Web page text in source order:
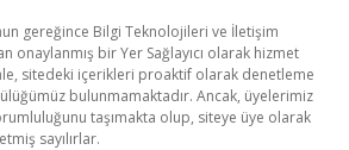
gereğince Bilgi Teknolojileri ve İletişim
onaylanmış bir Yer Sağlayıcı olarak hizmet
sitedeki içerikleri proaktif olarak denetleme
bulunmamaktadır. Ancak, üyelerimiz
taşımakta olup, siteye üye olarak
sayılırlar.